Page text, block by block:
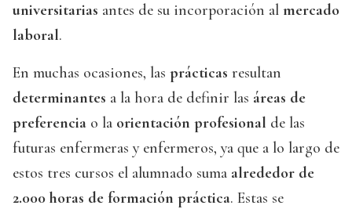
universitarias antes de su incorporación al mercado
laboral.
En muchas ocasiones, las prácticas resultan
determinantes a la hora de definir las áreas de
preferencia o la orientación profesional de las
futuras enfermeras y enfermeros, ya que a lo largo de
estos tres cursos el alumnado suma alrededor de
2.000 horas de formación práctica. Estas se